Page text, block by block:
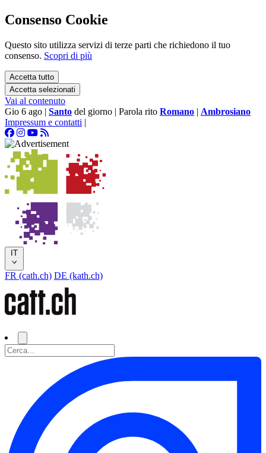
Consenso Cookie
Questo sito utilizza servizi di terze parti che richiedono il tuo
consenso. Scopri di più
Accetta tutto
Accetta selezionati
Vai al contenuto
Gio 6 ago | Santo del giorno | Parola rito Romano | Ambrosiano
Impressum e contatti |
IT
FR (cath.ch) DE (kath.ch)